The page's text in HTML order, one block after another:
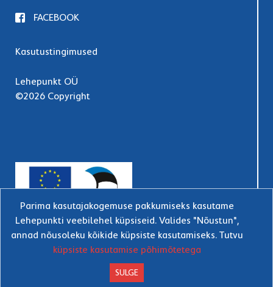
FACEBOOK
Kasutustingimused
Lehepunkt OÜ
©2026 Copyright
Parima kasutajakogemuse pakkumiseks kasutame
Lehepunkti veebilehel küpsiseid. Valides "Nõustun",
annad nõusoleku kõikide küpsiste kasutamiseks. Tutvu
küpsiste kasutamise põhimõtetega
SULGE